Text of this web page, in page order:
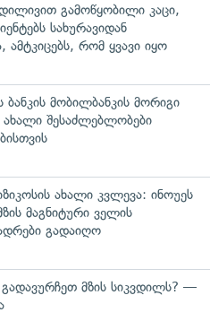
გამოწყობილი კაცი,
სახურავიდან
ამტკიცებს, რომ ყვავი იყო
მობილბანკის მორიგი
შესაძლებლობები
ახალი კვლევა: ინოუეს
მაგნიტური ველის
გადაიღო
მზის სიკვდილს? —